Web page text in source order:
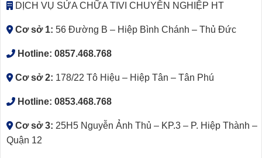
DỊCH VỤ SỬA CHỮA TIVI CHUYÊN NGHIỆP HT
Cơ sở 1: 56 Đường B – Hiệp Bình Chánh – Thủ Đức
Hotline: 0857.468.768
Cơ sở 2: 178/22 Tô Hiệu – Hiệp Tân – Tân Phú
Hotline: 0853.468.768
Cơ sở 3: 25H5 Nguyễn Ảnh Thủ – KP.3 – P. Hiệp Thành –
Quận 12